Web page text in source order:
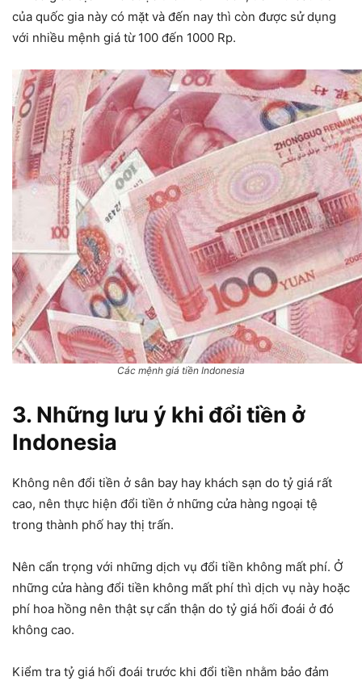
của quốc gia này có mặt và đến nay thì còn được sử dụng
với nhiều mệnh giá từ 100 đến 1000 Rp.
Các mệnh giá tiền Indonesia
3. Những lưu ý khi đổi tiền ở
Indonesia
Không nên đổi tiền ở sân bay hay khách sạn do tỷ giá rất
cao, nên thực hiện đổi tiền ở những cửa hàng ngoại tệ
trong thành phố hay thị trấn.
Nên cẩn trọng với những dịch vụ đổi tiền không mất phí. Ở
những cửa hàng đổi tiền không mất phí thì dịch vụ này hoặc
phí hoa hồng nên thật sự cẩn thận do tỷ giá hối đoái ở đó
không cao.
Kiểm tra tỷ giá hối đoái trước khi đổi tiền nhằm bảo đảm